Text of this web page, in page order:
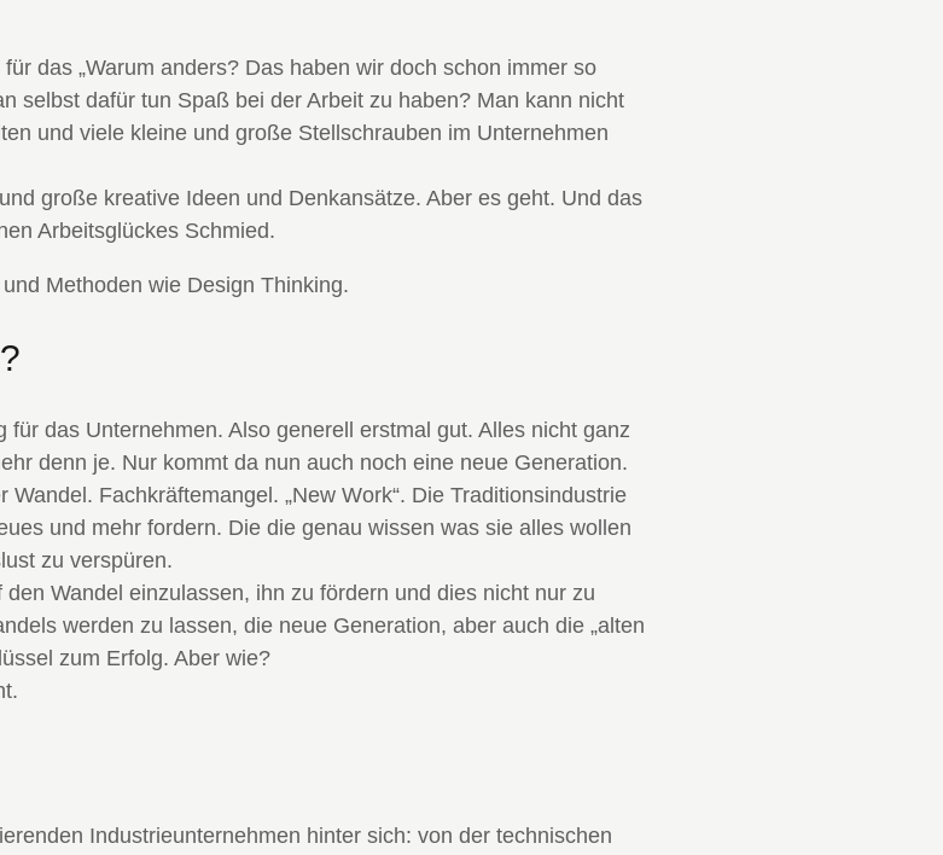
das „Warum anders? Das haben wir doch schon immer so
selbst dafür tun Spaß bei der Arbeit zu haben? Man kann nicht
und viele kleine und große Stellschrauben im Unternehmen
große kreative Ideen und Denkansätze. Aber es geht. Und das
Arbeitsglückes Schmied.
Methoden wie Design Thinking.
das Unternehmen. Also generell erstmal gut. Alles nicht ganz
denn je. Nur kommt da nun auch noch eine neue Generation.
Fachkräftemangel. „New Work“. Die Traditionsindustrie
und mehr fordern. Die die genau wissen was sie alles wollen
zu verspüren.
Wandel einzulassen, ihn zu fördern und dies nicht nur zu
werden zu lassen, die neue Generation, aber auch die „alten
zum Erfolg. Aber wie?
Industrieunternehmen hinter sich: von der technischen